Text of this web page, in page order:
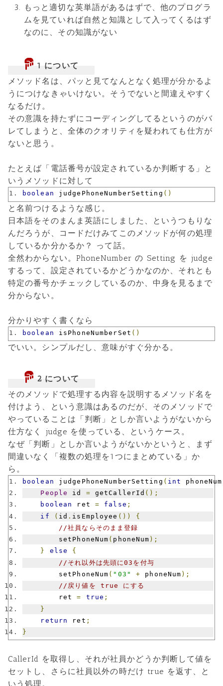
もっと適切な英単語があるはずで、他のプログラ
ムを見ていれば自然と知識として入ってくるはず
なのに、その知識がない
1 について
メソッド名は、パッと見てなんとなく処理が分かるよ
うにつけなきゃいけない。そうでないと間違えやすく
なるだけ。
その意識を持たずにコーディングしてるというのがバ
レてしまうと、全体のクオリティを疑われても仕方が
ないと思う。
たとえば「電話番号が設定されているか判断する」と
いうメソッドに対して
boolean judgePhoneNumberSetting ()
と名前つけるような感じ。
日本語をそのまんま英語にしました、というつもりな
んだろうが、コードだけみてこのメソッドが何の処理
しているか分かるか？ って話。
全然わからない。PhoneNumber の Setting を judge
するって、設定されているかどうかなのか、それとも
特定の番号かチェックしているのか、中身を見るまで
分からない。
分かりやすく書くなら
boolean isPhoneNumberSet ()
でいい。シンプルだし、意味がすぐ分かる。
2 について
そのメソッドで処理する内容を説明するメソッド名を
付けよう、という意識はあるのだが、そのメソッドで
やっていることは「判断」としか言いようがないから
仕方なく judge を使っている、というケース。
なぜ「判断」としか言いようがないかというと、まず
間違いなく「複数の処理を1つにまとめている」か
ら。
boolean judgePhoneNumberSetting ( int phoneNum
People
id = getCallerId ();
boolean
ret = false ;
if
( id . isEmployee ())
{
//社員ならそのまま登録
        setPhoneNum
( phoneNum );
}
else
{
//それ以外は先頭に03を付与
        setPhoneNum
( "03" + phoneNum );
//戻り値を true にする
        ret
= true ;
}
return
ret ;
}
CallerId を取得し、それが社員かどうか判断して値を
セットし、さらに社員以外の時だけ true を返す、と
いう処理。